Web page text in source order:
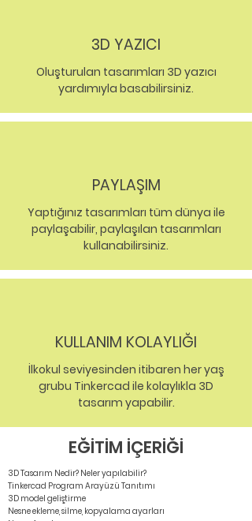
3D YAZICI
Oluşturulan tasarımları 3D yazıcı
yardımıyla basabilirsiniz.
PAYLAŞIM
Yaptığınız tasarımları tüm dünya ile
paylaşabilir, paylaşılan tasarımları
kullanabilirsiniz.
KULLANIM KOLAYLIĞI
İlkokul seviyesinden itibaren her yaş
grubu Tinkercad ile kolaylıkla 3D
tasarım yapabilir.
EĞİTİM İÇERİĞİ
3D Tasarım Nedir? Neler yapılabilir?
Tinkercad Program Arayüzü Tanıtımı
3D model geliştirme
Nesne ekleme, silme, kopyalama ayarları